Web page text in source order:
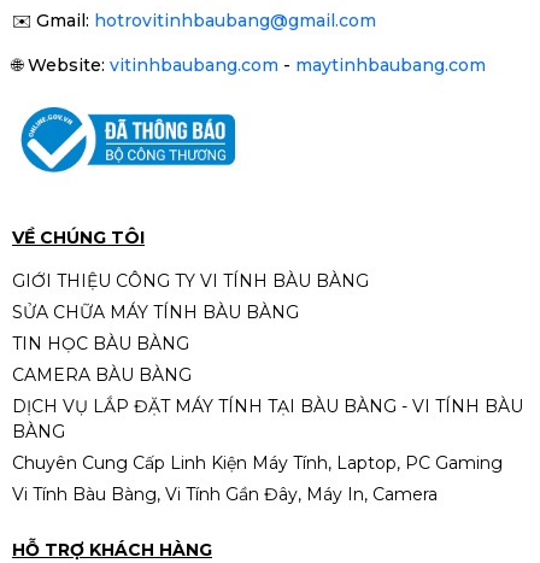
Sạc Lenovo 170W 20 8.5A - Đầu
USB Pin
65W 4.0 x 1.7mm - Đầu nhỏ
✉️ Gmail: hotrovitinhbaubang@gmail.com
🌐Website: vitinhbaubang.com - maytinhbaubang.com
VỀ CHÚNG TÔI
GIỚI THIỆU CÔNG TY VI TÍNH BÀU BÀNG
SỬA CHỮA MÁY TÍNH BÀU BÀNG
TIN HỌC BÀU BÀNG
CAMERA BÀU BÀNG
DỊCH VỤ LẮP ĐẶT MÁY TÍNH TẠI BÀU BÀNG - VI TÍNH BÀU
BÀNG
Chuyên Cung Cấp Linh Kiện Máy Tính, Laptop, PC Gaming
Vi Tính Bàu Bàng, Vi Tính Gần Đây, Máy In, Camera
HỖ TRỢ KHÁCH HÀNG